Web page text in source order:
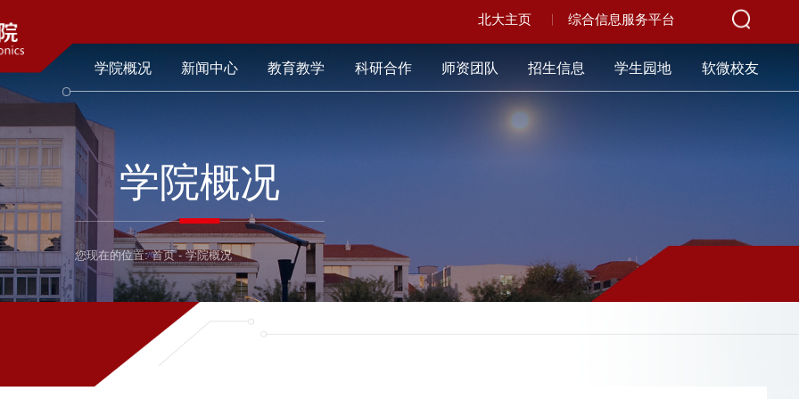
北大主页 综合信息服务平台
学院概况 新闻中心 教育教学 科研合作 师资团队 招生信息 学生园地 软微校友
学院概况
您现在的位置: 首页 - 学院概况